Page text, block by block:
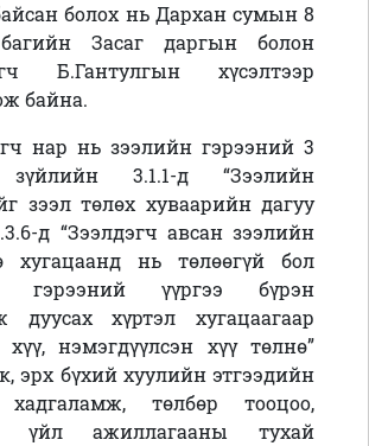
болох нь Дархан сумын 8
Засаг даргын болон
Б.Гантулгын хүсэлтээр
байна.
нар нь зээлийн гэрээний 3
зүйлийн 3.1.1-д “Зээлийн
зээл төлөх хуваарийн дагуу
д “Зээлдэгч авсан зээлийн
хугацаанд нь төлөөгүй бол
гэрээний үүргээ бүрэн
дуусах хүртэл хугацаагаар
нэмэгдүүлсэн хүү төлнө”
эрх бүхий хуулийн этгээдийн
төлбөр тооцоо,
үйл ажиллагааны тухай